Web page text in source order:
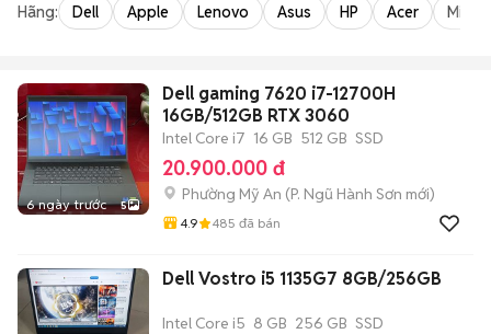
Hãng: Dell Apple Lenovo Asus HP Acer
6 ngày trước 5
Dell gaming 7620 i7-12700H
16GB/512GB RTX 3060
Intel Core i7 16 GB 512 GB SSD
20.900.000 đ
Phường Mỹ An (P. Ngũ Hành Sơn mới)
4.9 485 đã bán
Dell Vostro i5 1135G7 8GB/256GB
Intel Core i5 8 GB 256 GB SSD